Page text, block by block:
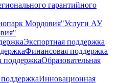
гарантийного
Услуги АУ
Экспортная поддержка
Финансовая поддержка
Образовательная
Инновационная